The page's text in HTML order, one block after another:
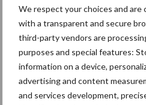
We respect your choices and
with a transparent and secure
third-party vendors are
purposes and special features:
information on a device,
advertising and content
and services development,
het gebruik van bemesting en/of
Het is hierbij belangrijk om de
start van de verbintenis op 1
ecologisch beheerd grasland,
precisielandbouw via
,…